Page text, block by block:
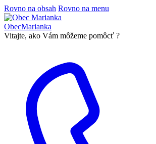
Rovno na obsah Rovno na menu
ObecMarianka
Vitajte, ako Vám môžeme pomôcť ?